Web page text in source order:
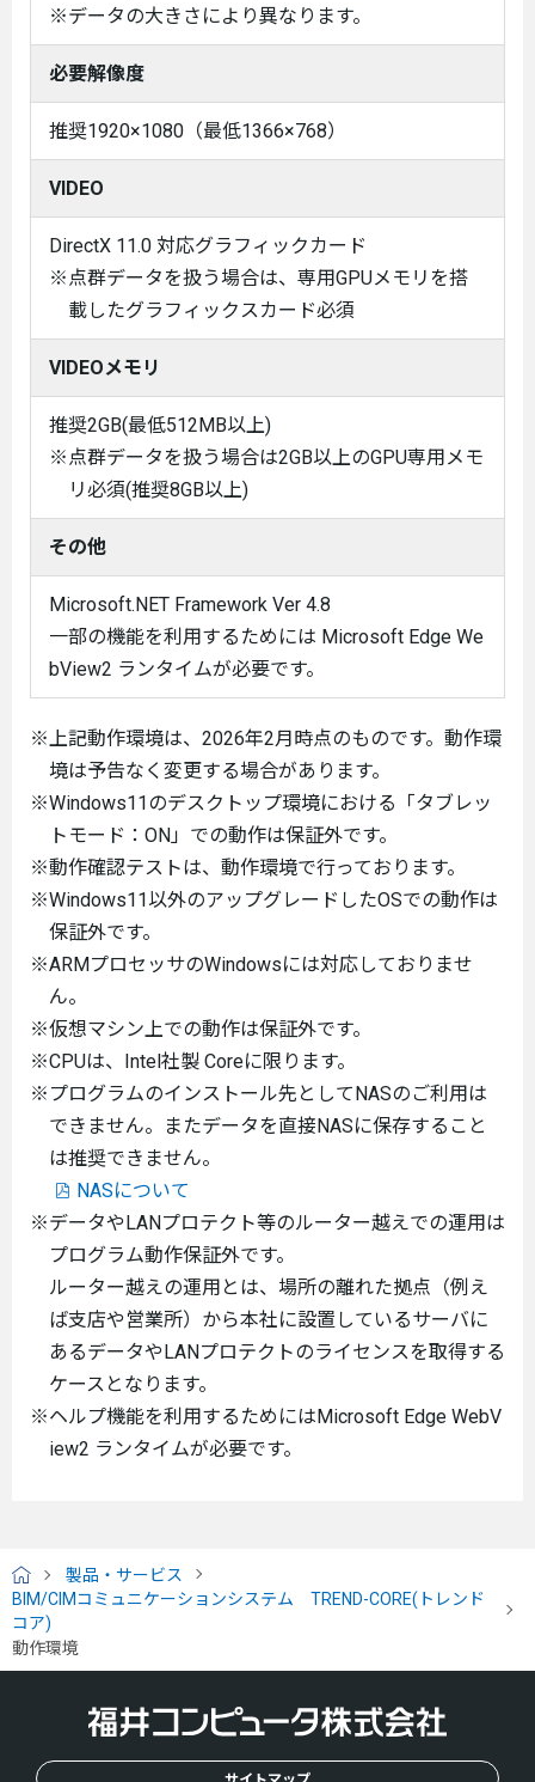
※データの大きさにより異なります。
必要解像度
推奨1920×1080（最低1366×768）
VIDEO
DirectX 11.0 対応グラフィックカード
※点群データを扱う場合は、専用GPUメモリを搭
載したグラフィックスカード必須
VIDEOメモリ
推奨2GB(最低512MB以上)
※点群データを扱う場合は2GB以上のGPU専用メモ
リ必須(推奨8GB以上)
その他
Microsoft.NET Framework Ver 4.8
一部の機能を利用するためには Microsoft Edge We
bView2 ランタイムが必要です。
※上記動作環境は、2026年2月時点のものです。動作環
境は予告なく変更する場合があります。
※Windows11のデスクトップ環境における「タブレッ
トモード：ON」での動作は保証外です。
※動作確認テストは、動作環境で行っております。
※Windows11以外のアップグレードしたOSでの動作は
保証外です。
※ARMプロセッサのWindowsには対応しておりませ
ん。
※仮想マシン上での動作は保証外です。
※CPUは、Intel社製 Coreに限ります。
※プログラムのインストール先としてNASのご利用は
できません。またデータを直接NASに保存すること
は推奨できません。
NASについて
※データやLANプロテクト等のルーター越えでの運用は
プログラム動作保証外です。
ルーター越えの運用とは、場所の離れた拠点（例え
ば支店や営業所）から本社に設置しているサーバに
あるデータやLANプロテクトのライセンスを取得する
ケースとなります。
※ヘルプ機能を利用するためにはMicrosoft Edge WebV
iew2 ランタイムが必要です。
H
O
M
製品・サービス
BIM/CIMコミュニケーションシステム TREND-CORE(トレンド
コア)
動作環境